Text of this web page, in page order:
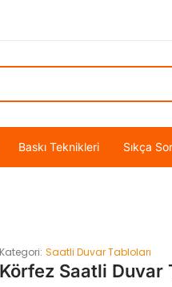
Baskı Teknikleri Sıkça
Kategori: Saatli Duvar Tabloları
Körfez Saatli Duvar